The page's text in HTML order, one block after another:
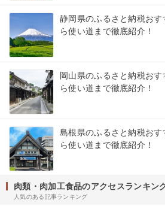
静岡県のふるさと納税お
ら使い道まで徹底紹介！
岡山県のふるさと納税お
ら使い道まで徹底紹介！
島根県のふるさと納税お
ら使い道まで徹底紹介！
肉類・肉加工食品のアクセスランキン
人気のある記事ランキング